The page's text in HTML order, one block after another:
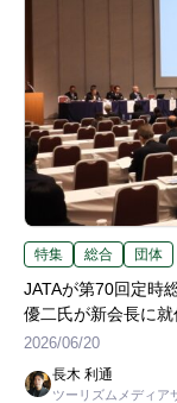
特集 総合 団体
JATAが第70回定
優二氏が新会長に就
2026/06/20
長木 利通
ツーリズムメディア